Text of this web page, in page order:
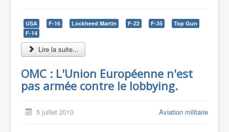
USA F-16 Lockheed Martin F-22 F-35
Top Gun
F-14
Lire la suite...
OMC : L'Union Européenne n'est
pas armée contre le lobbying.
5 juillet 2010 Aviation militaire